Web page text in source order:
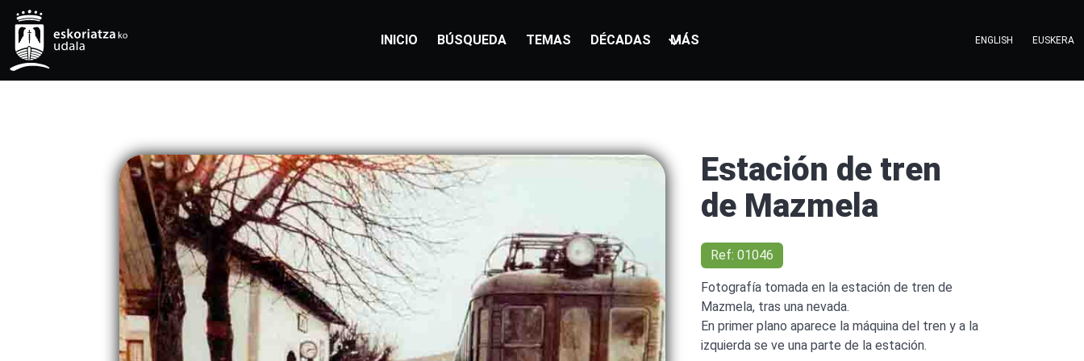
INICIO BÚSQUEDA TEMAS DÉCADAS MÁS ENGLISH EUSKERA
Estación de tren
de Mazmela
Ref: 01046
Fotografía tomada en la estación de tren de
Mazmela, tras una nevada.
En primer plano aparece la máquina del tren y a la
izquierda se ve una parte de la estación.